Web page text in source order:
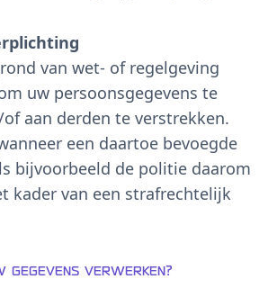
van wet- of regelgeving
uw persoonsgegevens te
aan derden te verstrekken.
een daartoe bevoegde
bijvoorbeeld de politie daarom
kader van een strafrechtelijk
verwerken?